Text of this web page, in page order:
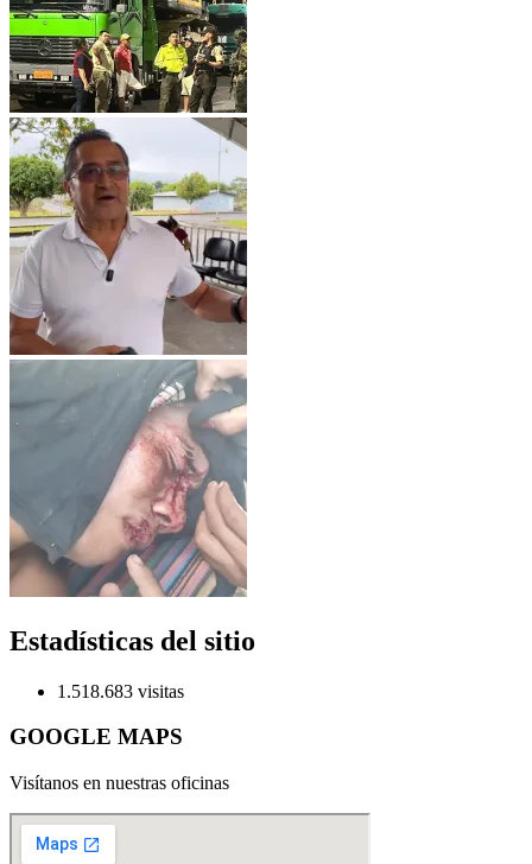
Estadísticas del sitio
1.518.683 visitas
GOOGLE MAPS
Visítanos en nuestras oficinas